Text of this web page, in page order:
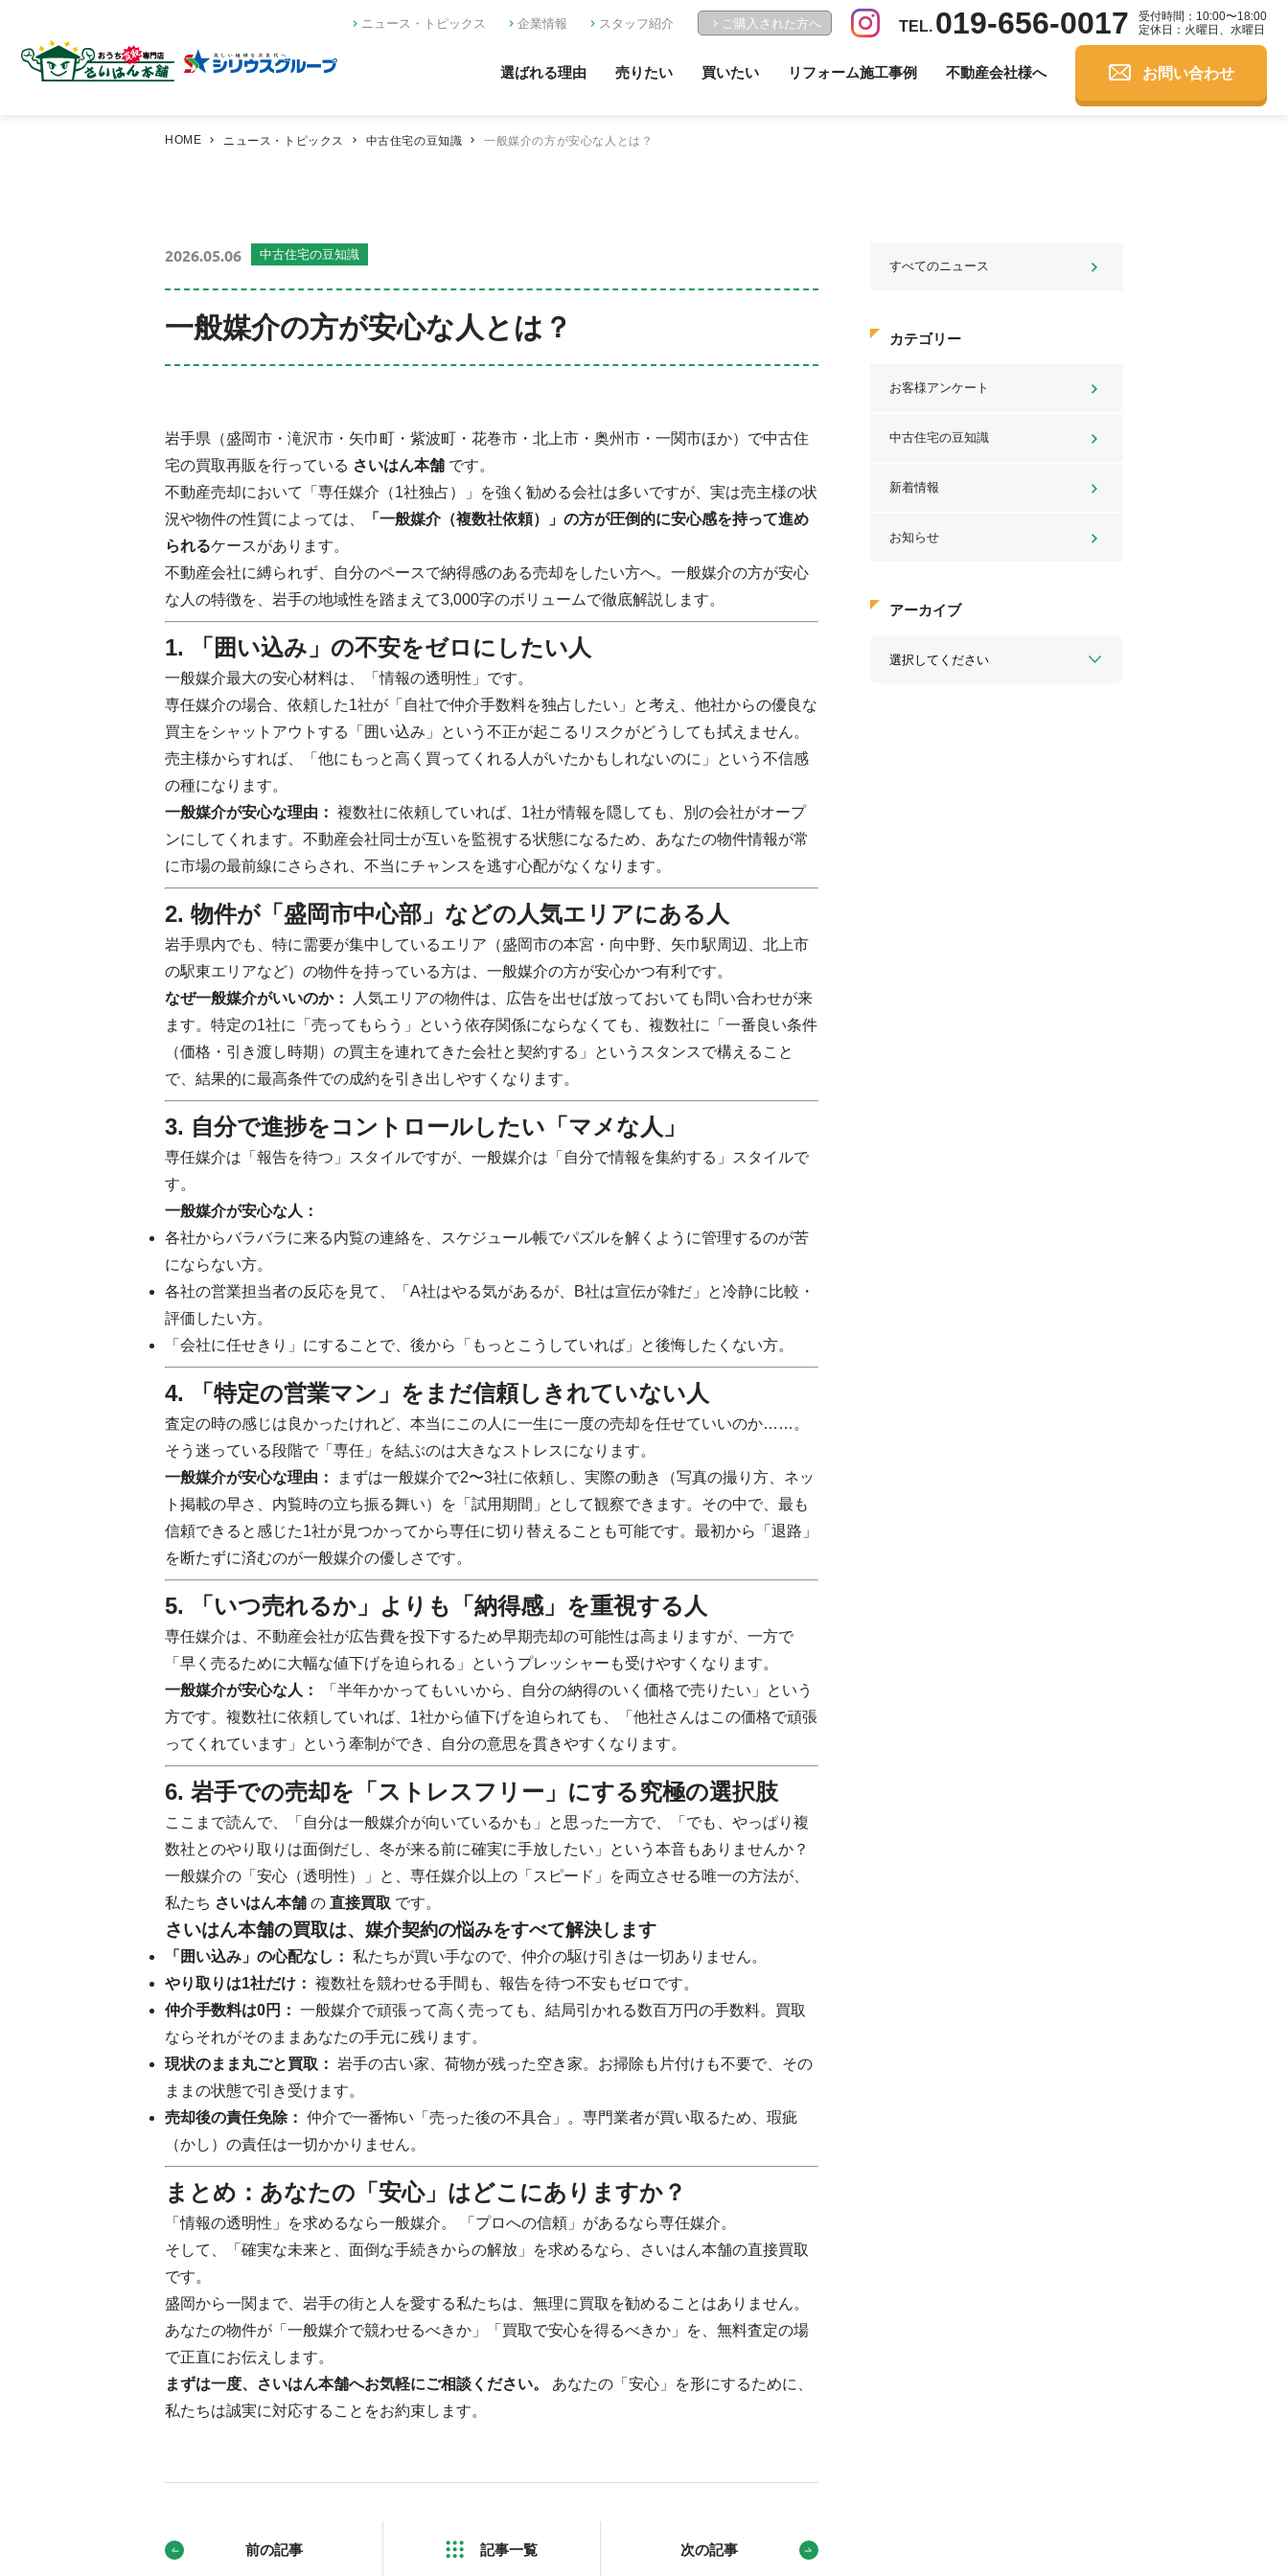
選ばれる理由 売りたい 買いたい リフォーム施工事例 不動産会社様へ
ニュース・トピックス 企業情報 スタッフ紹介 ご購入された方へ 019-656-0017
受付時間：10:00〜18:00
定休日：火曜日、水曜日
お問い合わせ
HOME ニュース・トピックス 中古住宅の豆知識 一般媒介の方が安心な人とは？
2026.05.06 中古住宅の豆知識
一般媒介の方が安心な人とは？
岩手県（盛岡市・滝沢市・矢巾町・紫波町・花巻市・北上市・奥州市・一関市ほか）で中古住
宅の買取再販を行っている さいはん本舗 です。
不動産売却において「専任媒介（1社独占）」を強く勧める会社は多いですが、実は売主様の状
況や物件の性質によっては、
「一般媒介（複数社依頼）」の方が圧倒的に安心感を持って進め
られるケースがあります。
不動産会社に縛られず、自分のペースで納得感のある売却をしたい方へ。一般媒介の方が安心
な人の特徴を、岩手の地域性を踏まえて3,000字のボリュームで徹底解説します。
1. 「囲い込み」の不安をゼロにしたい人
一般媒介最大の安心材料は、「情報の透明性」です。
専任媒介の場合、依頼した1社が「自社で仲介手数料を独占したい」と考え、他社からの優良な
買主をシャットアウトする「囲い込み」という不正が起こるリスクがどうしても拭えません。
売主様からすれば、「他にもっと高く買ってくれる人がいたかもしれないのに」という不信感
の種になります。
一般媒介が安心な理由： 複数社に依頼していれば、1社が情報を隠しても、別の会社がオープ
ンにしてくれます。不動産会社同士が互いを監視する状態になるため、あなたの物件情報が常
に市場の最前線にさらされ、不当にチャンスを逃す心配がなくなります。
2. 物件が「盛岡市中心部」などの人気エリアにある人
岩手県内でも、特に需要が集中しているエリア（盛岡市の本宮・向中野、矢巾駅周辺、北上市
の駅東エリアなど）の物件を持っている方は、一般媒介の方が安心かつ有利です。
なぜ一般媒介がいいのか：
人気エリアの物件は、広告を出せば放っておいても問い合わせが来
ます。特定の1社に「売ってもらう」という依存関係にならなくても、複数社に「一番良い条件
（価格・引き渡し時期）の買主を連れてきた会社と契約する」というスタンスで構えること
で、結果的に最高条件での成約を引き出しやすくなります。
3. 自分で進捗をコントロールしたい「マメな人」
専任媒介は「報告を待つ」スタイルですが、一般媒介は「自分で情報を集約する」スタイルで
す。
一般媒介が安心な人：
各社からバラバラに来る内覧の連絡を、スケジュール帳でパズルを解くように管理するのが苦
にならない方。
各社の営業担当者の反応を見て、「A社はやる気があるが、B社は宣伝が雑だ」と冷静に比較・
評価したい方。
「会社に任せきり」にすることで、後から「もっとこうしていれば」と後悔したくない方。
4. 「特定の営業マン」をまだ信頼しきれていない人
査定の時の感じは良かったけれど、本当にこの人に一生に一度の売却を任せていいのか……。
そう迷っている段階で「専任」を結ぶのは大きなストレスになります。
一般媒介が安心な理由：
まずは一般媒介で2〜3社に依頼し、実際の動き（写真の撮り方、ネッ
ト掲載の早さ、内覧時の立ち振る舞い）を「試用期間」として観察できます。その中で、最も
信頼できると感じた1社が見つかってから専任に切り替えることも可能です。最初から「退路」
を断たずに済むのが一般媒介の優しさです。
5. 「いつ売れるか」よりも「納得感」を重視する人
専任媒介は、不動産会社が広告費を投下するため早期売却の可能性は高まりますが、一方で
「早く売るために大幅な値下げを迫られる」というプレッシャーも受けやすくなります。
一般媒介が安心な人：
「半年かかってもいいから、自分の納得のいく価格で売りたい」という
方です。複数社に依頼していれば、1社から値下げを迫られても、「他社さんはこの価格で頑張
ってくれています」という牽制ができ、自分の意思を貫きやすくなります。
6. 岩手での売却を「ストレスフリー」にする究極の選択肢
ここまで読んで、「自分は一般媒介が向いているかも」と思った一方で、「でも、やっぱり複
数社とのやり取りは面倒だし、冬が来る前に確実に手放したい」という本音もありませんか？
一般媒介の「安心（透明性）」と、専任媒介以上の「スピード」を両立させる唯一の方法が、
私たち さいはん本舗 の 直接買取 です。
さいはん本舗の買取は、媒介契約の悩みをすべて解決します
「囲い込み」の心配なし： 私たちが買い手なので、仲介の駆け引きは一切ありません。
やり取りは1社だけ： 複数社を競わせる手間も、報告を待つ不安もゼロです。
仲介手数料は0円： 一般媒介で頑張って高く売っても、結局引かれる数百万円の手数料。買取
ならそれがそのままあなたの手元に残ります。
現状のまま丸ごと買取： 岩手の古い家、荷物が残った空き家。お掃除も片付けも不要で、その
ままの状態で引き受けます。
売却後の責任免除： 仲介で一番怖い「売った後の不具合」。専門業者が買い取るため、瑕疵
（かし）の責任は一切かかりません。
まとめ：あなたの「安心」はどこにありますか？
「情報の透明性」を求めるなら一般媒介。 「プロへの信頼」があるなら専任媒介。
そして、「確実な未来と、面倒な手続きからの解放」を求めるなら、さいはん本舗の直接買取
です。
盛岡から一関まで、岩手の街と人を愛する私たちは、無理に買取を勧めることはありません。
あなたの物件が「一般媒介で競わせるべきか」「買取で安心を得るべきか」を、無料査定の場
で正直にお伝えします。
まずは一度、さいはん本舗へお気軽にご相談ください。
あなたの「安心」を形にするために、
私たちは誠実に対応することをお約束します。
前の記事 記事一覧 次の記事
すべてのニュース
カテゴリー
お客様アンケート
中古住宅の豆知識
新着情報
お知らせ
アーカイブ